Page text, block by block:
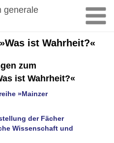
generale
ist Wahrheit?«
zum
ist Wahrheit?«
»Mainzer
der Fächer
Wissenschaft und